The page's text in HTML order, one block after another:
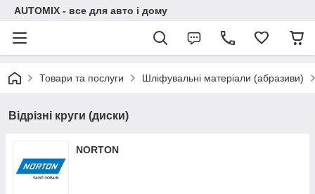
AUTOMIX - все для авто і дому
Товари та послуги Шліфувальні матеріали (абразиви)
Відрізні круги (диски)
NORTON